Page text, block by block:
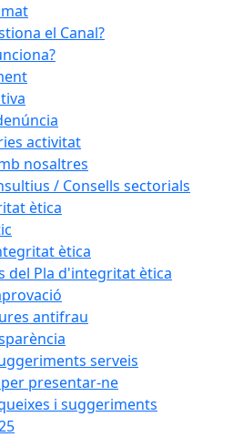
el Canal?
activitat
nosaltres
/ Consells sectorials
ètica
ètica
del Pla d'integritat ètica
antifrau
serveis
presentar-ne
i suggeriments